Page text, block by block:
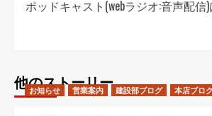
ポッドキャスト(webラジオ:音声配信
他のストーリー
お知らせ 営業案内 建設部ブログ 本店ブロ